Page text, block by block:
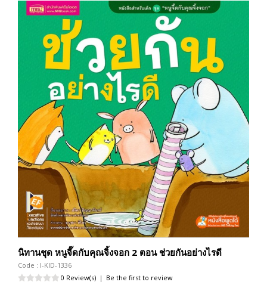
นิทานชุด หนูจี๊ดกับคุณจิ้งจอก 2 ตอน ช่วยกันอย่างไรดี
Code : I-KID-1336
0 Review(s) | Be the first to review